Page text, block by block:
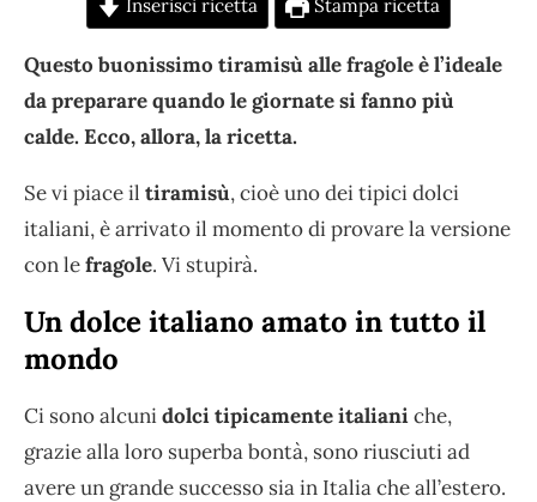
Inserisci ricetta Stampa ricetta
Questo buonissimo tiramisù alle fragole è l’ideale
da preparare quando le giornate si fanno più
calde. Ecco, allora, la ricetta.
Se vi piace il tiramisù, cioè uno dei tipici dolci
italiani, è arrivato il momento di provare la versione
con lefragole. Vi stupirà.
Un dolce italiano amato in tutto il
mondo
Ci sono alcunidolci tipicamente italianiche,
grazie alla loro superba bontà, sono riusciuti ad
avere un grande successo sia in Italia che all’estero.